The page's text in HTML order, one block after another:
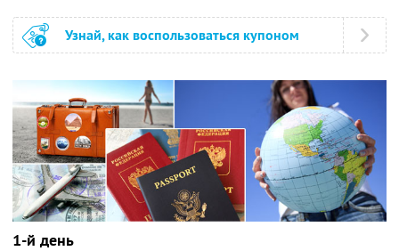
Узнай, как воспользоваться купоном
1-й день